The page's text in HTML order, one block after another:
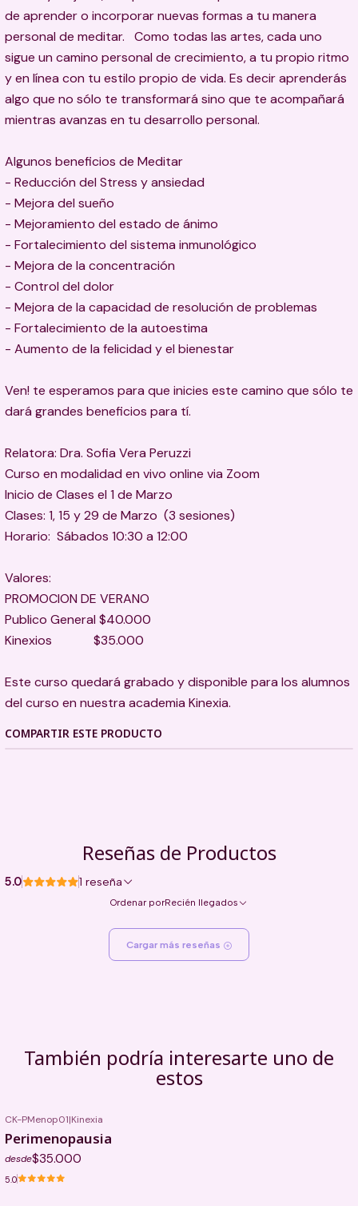
de aprender o incorporar nuevas formas a tu manera
personal de meditar. Como todas las artes, cada uno
sigue un camino personal de crecimiento, a tu propio ritmo
y en línea con tu estilo propio de vida. Es decir aprenderás
algo que no sólo te transformará sino que te acompañará
mientras avanzas en tu desarrollo personal.
Algunos beneficios de Meditar
- Reducción del Stress y ansiedad
- Mejora del sueño
- Mejoramiento del estado de ánimo
- Fortalecimiento del sistema inmunológico
- Mejora de la concentración
- Control del dolor
- Mejora de la capacidad de resolución de problemas
- Fortalecimiento de la autoestima
- Aumento de la felicidad y el bienestar
Ven! te esperamos para que inicies este camino que sólo te
dará grandes beneficios para tí.
Relatora: Dra. Sofia Vera Peruzzi
Curso en modalidad en vivo online via Zoom
Inicio de Clases el 1 de Marzo
Clases: 1, 15 y 29 de Marzo (3 sesiones)
Horario: Sábados 10:30 a 12:00
Valores:
PROMOCION DE VERANO
Publico General $40.000
Kinexios $35.000
Este curso quedará grabado y disponible para los alumnos
del curso en nuestra academia Kinexia.
COMPARTIR ESTE PRODUCTO
Reseñas de Productos
5.0 1 reseña
Ordenar porRecién llegados
Cargar más reseñas
También podría interesarte uno de
estos
CK-PMenop01|Kinexia
Perimenopausia
desde$35.000
5.0